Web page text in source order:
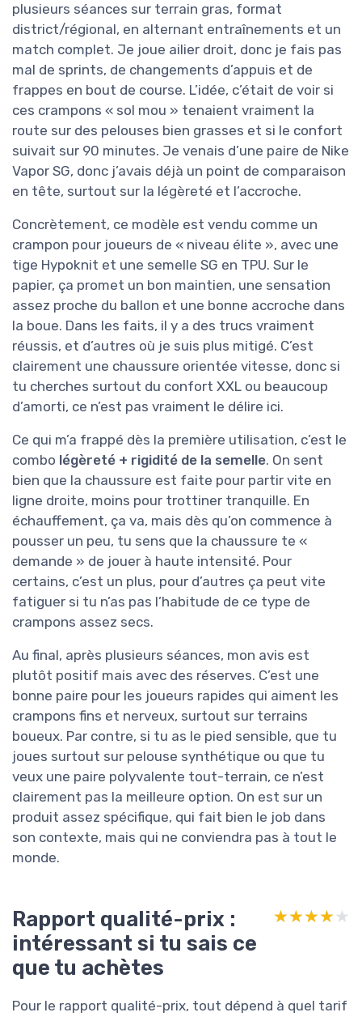
plusieurs séances sur terrain gras, format
district/régional, en alternant entraînements et un
match complet. Je joue ailier droit, donc je fais pas
mal de sprints, de changements d’appuis et de
frappes en bout de course. L’idée, c’était de voir si
ces crampons « sol mou » tenaient vraiment la
route sur des pelouses bien grasses et si le confort
suivait sur 90 minutes. Je venais d’une paire de Nike
Vapor SG, donc j’avais déjà un point de comparaison
en tête, surtout sur la légèreté et l’accroche.
Concrètement, ce modèle est vendu comme un
crampon pour joueurs de « niveau élite », avec une
tige Hypoknit et une semelle SG en TPU. Sur le
papier, ça promet un bon maintien, une sensation
assez proche du ballon et une bonne accroche dans
la boue. Dans les faits, il y a des trucs vraiment
réussis, et d’autres où je suis plus mitigé. C’est
clairement une chaussure orientée vitesse, donc si
tu cherches surtout du confort XXL ou beaucoup
d’amorti, ce n’est pas vraiment le délire ici.
Ce qui m’a frappé dès la première utilisation, c’est le
combo légèreté + rigidité de la semelle. On sent
bien que la chaussure est faite pour partir vite en
ligne droite, moins pour trottiner tranquille. En
échauffement, ça va, mais dès qu’on commence à
pousser un peu, tu sens que la chaussure te «
demande » de jouer à haute intensité. Pour
certains, c’est un plus, pour d’autres ça peut vite
fatiguer si tu n’as pas l’habitude de ce type de
crampons assez secs.
Au final, après plusieurs séances, mon avis est
plutôt positif mais avec des réserves. C’est une
bonne paire pour les joueurs rapides qui aiment les
crampons fins et nerveux, surtout sur terrains
boueux. Par contre, si tu as le pied sensible, que tu
joues surtout sur pelouse synthétique ou que tu
veux une paire polyvalente tout-terrain, ce n’est
clairement pas la meilleure option. On est sur un
produit assez spécifique, qui fait bien le job dans
son contexte, mais qui ne conviendra pas à tout le
monde.
Rapport qualité-prix :
intéressant si tu sais ce
que tu achètes
★★★★★
★★★★★
Pour le rapport qualité-prix, tout dépend à quel tarif